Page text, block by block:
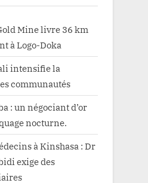
Mine livre 36 km
à Logo-Doka
intensifie la
communautés
: un négociant d’or
nocturne.
à Kinshasa : Dr
exige des